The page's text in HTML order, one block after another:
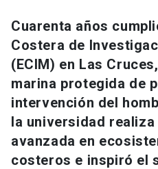
Extensión
Vinculación
Universidad
Información para
Futuros estudiantes
Go to english site
Cuarenta años
Costera de
(ECIM) en Las
marina protegida de
intervención del
la universidad
avanzada en
costeros e inspiró el